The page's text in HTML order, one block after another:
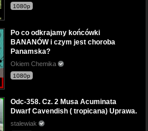
1080p
Po co odkrajamy końcówki
BANANÓW i czym jest choroba
Panamska?
Okiem Chemika
1080p
Odc-358. Cz. 2 Musa Acuminata
Dwarf Cavendish ( tropicana) Uprawa.
stalewiak